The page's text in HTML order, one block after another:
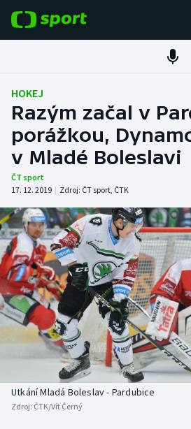
Fotbal
Hokej
Tenis
Atletika
Cyklistika
DALŠÍ SPORTY
Americký fotbal
Baseball a softbal
Basketbal
Biatlon
NEPŘEHLÉDNĚTE
Soutěže
Historické návraty
Aplikace ČT sport
HOKEJ
Razým začal v
porážkou,
v Mladé Boleslavi
ČT sport
17. 12. 2019 | Zdroj: ČT sport, ČTK
Utkání Mladá Boleslav - Pardubice
Zdroj: ČTK/Vít Černý